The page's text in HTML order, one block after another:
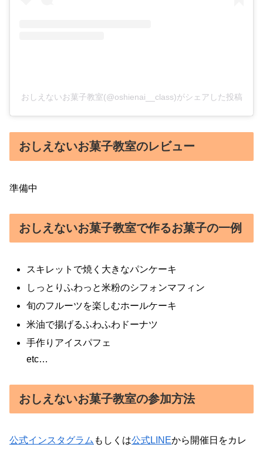
おしえないお菓子教室(@oshienai__class)がシェアした投稿
おしえないお菓子教室のレビュー
準備中
おしえないお菓子教室で作るお菓子の一例
スキレットで焼く大きなパンケーキ
しっとりふわっと米粉のシフォンマフィン
旬のフルーツを楽しむホールケーキ
米油で揚げるふわふわドーナツ
手作りアイスパフェ
etc…
おしえないお菓子教室の参加方法
公式インスタグラム もしくは公式LINEから開催日をカレ